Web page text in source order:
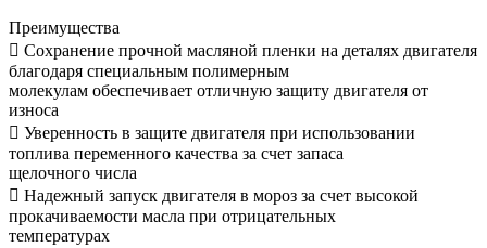
Преимущества
 Сохранение прочной масляной пленки на деталях двигателя
благодаря специальным полимерным
молекулам обеспечивает отличную защиту двигателя от
износа
 Уверенность в защите двигателя при использовании
топлива переменного качества за счет запаса
щелочного числа
 Надежный запуск двигателя в мороз за счет высокой
прокачиваемости масла при отрицательных
температурах